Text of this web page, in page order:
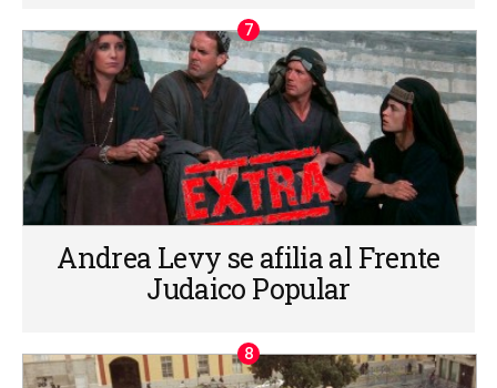
Andrea Levy se afilia al Frente
Judaico Popular